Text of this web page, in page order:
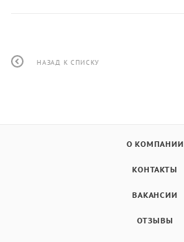
НАЗАД К СПИСКУ
О КОМПАНИИ
КОНТАКТЫ
ВАКАНСИИ
ОТЗЫВЫ